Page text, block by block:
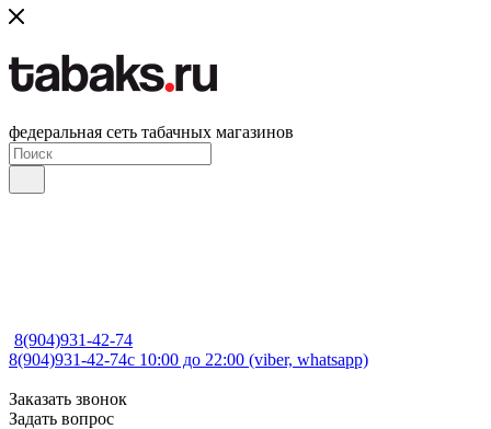
федеральная сеть табачных магазинов
8(904)931-42-74
8(904)931-42-74с 10:00 до 22:00 (viber, whatsapp)
Заказать звонок
Задать вопрос